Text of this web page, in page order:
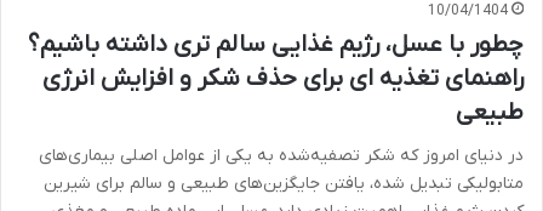
10/04/1404
چطور با عسل، رژیم غذایی سالم تری داشته باشیم؟
راهنمای تغذیه ای برای حذف شکر و افزایش انرژی
طبیعی
در دنیای امروز که شکر تصفیه‌شده به یکی از عوامل اصلی بیماری‌های
متابولیکی تبدیل شده، یافتن جایگزین‌های طبیعی و سالم برای شیرین